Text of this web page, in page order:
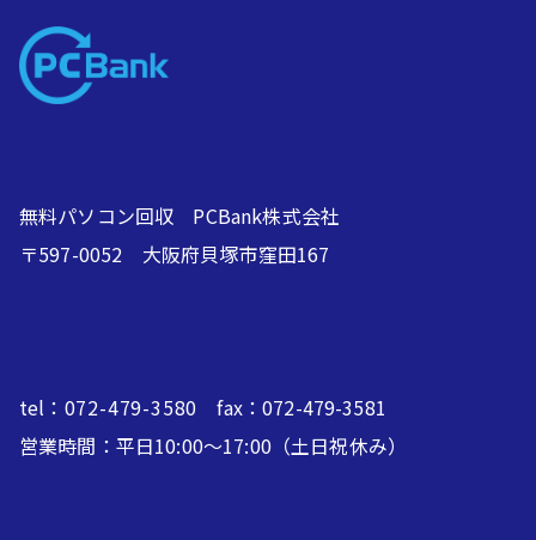
無料パソコン回収 PCBank株式会社
〒597-0052 大阪府貝塚市窪田167
tel： 072-479-3580 fax：072-479-3581
営業時間：平日10:00～17:00（土日祝休み）